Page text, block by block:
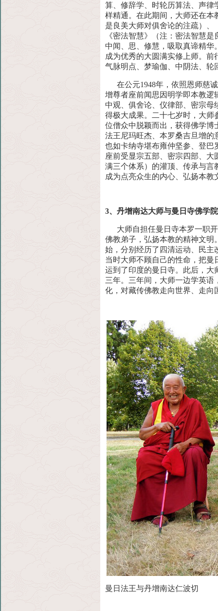
算、修辞学、时轮历算法、声律
样精通。在此期间，大师还在本
是良美大师对俱舍论的注疏）
《密法智慧》（注：密法智慧
中闻、思 、修慧，吸取真谛精
成为优秀的大圆满实修上师。前
气脉明点、梦瑜伽、中阴法、轮
在公元1948年，依照恩师慈诚
增尊者座前闻思因明学即本教逻
中观、俱舍论、仪律部、密宗母
得极大成果。二十七岁时，大师
位僧众中脱颖而出，获得佛学博
法王尼玛旺杰、本罗桑吉旦增
也如卡纳寺堪布雍仲坚参、登巴
座前受显宗五部、密宗四部、大
满三个体系）的灌顶、传承与言
成为点亮众生的内心、弘扬本教
3、丹增南达大师与曼日寺佛学院
大师自担任曼日寺本罗一职开
佛教弟子，弘扬本教的精神文明
始，分别经历了四清运动、民主
当时大师不顾自己的性命，把
运到了印度的曼日寺。此后，大
三年。三年间，大师一边学英
化，对藏传佛教走向世界、走向
曼日法王与丹增南达仁波切